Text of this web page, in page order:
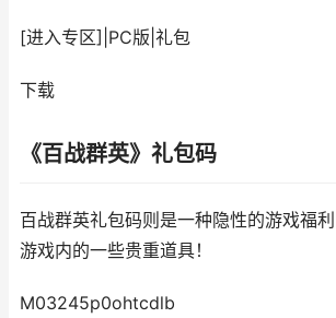
[进入专区] PC版 礼包
下载
《百战群英》礼包码
百战群英礼包码则是一种隐性的游戏福
游戏内的一些贵重道具！
M03245p0ohtcdlb